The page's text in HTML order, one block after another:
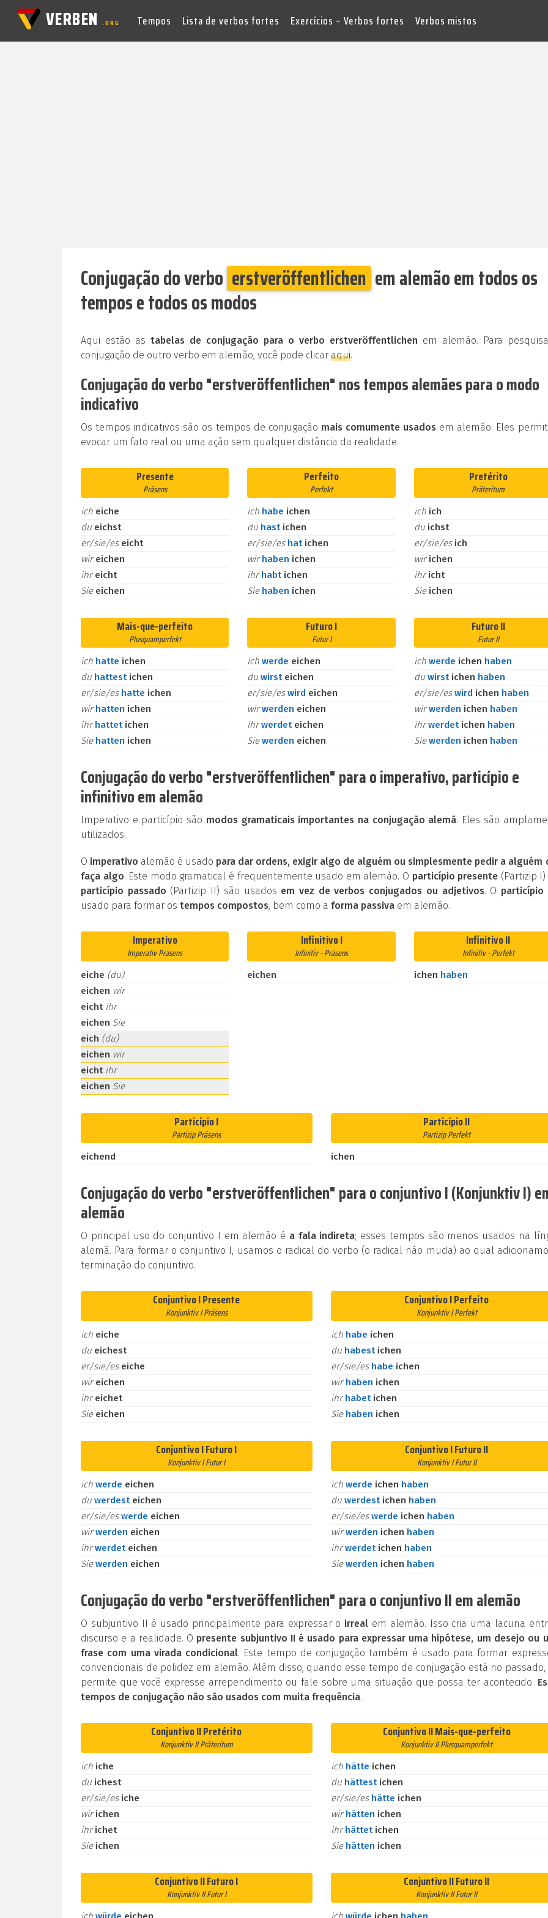
VERBEN.ORG Tempos Lista de verbos fortes Exercícios – Verbos fortes Verbos mistos
Conjugação do verbo erstveröffentlichen em alemão em todos os
tempos e todos os modos
Aqui estão as tabelas de conjugação para o verbo erstveröffentlichen em alemão. Para
conjugação de outro verbo em alemão, você pode clicar aqui.
Conjugação do verbo "erstveröffentlichen" nos tempos alemães para o modo
indicativo
Os tempos indicativos são os tempos de conjugação mais comumente usados em alemão. Eles
evocar um fato real ou uma ação sem qualquer distância da realidade.
Presente
Präsens
ich eiche
du eichst
er/sie/es eicht
wireichen
ihreicht
Sie eichen
Perfeito
Perfekt
ich habe ichen
du hast ichen
er/sie/es hat ichen
wirhaben ichen
ihrhabt ichen
Sie haben ichen
Pretérito
Präteritum
ich ich
du ichst
er/sie/es ich
wirichen
ihricht
Sie ichen
Mais-que-perfeito
Plusquamperfekt
ich hatte ichen
du hattest ichen
er/sie/es hatte ichen
wirhatten ichen
ihrhattet ichen
Sie hatten ichen
Futuro I
Futur I
ichwerde eichen
duwirst eichen
er/sie/eswird eichen
wirwerden eichen
ihrwerdet eichen
Siewerden eichen
Futuro II
Futur II
ich werde ichen haben
du wirst ichen haben
er/sie/eswird ichen haben
wirwerden ichen haben
ihrwerdet ichen haben
Siewerden ichen haben
Conjugação do verbo "erstveröffentlichen" para o imperativo, particípio e
infinitivo em alemão
Imperativo e particípio são modos gramaticais importantes na conjugação alemã. Eles são
utilizados.
O imperativo alemão é usado para dar ordens, exigir algo de alguém ou simplesmente pedir a alguém
faça algo. Este modo gramatical é frequentemente usado em alemão. O particípio presente (Partizip I)
particípio passado (Partizip II) são usados em vez de verbos conjugados ou adjetivos. O particípio
usado para formar os tempos compostos, bem como a forma passiva em alemão.
Imperativo
Imperativ Präsens
eiche (du)
eichen wir
eicht ihr
eichen Sie
eich (du)
eichen wir
eicht ihr
eichen Sie
Infinitivo I
Infinitiv - Präsens
eichen
Infinitivo II
Infinitiv - Perfekt
ichen haben
Particípio I
Partizip Präsens
eichend
Particípio II
Partizip Perfekt
ichen
Conjugação do verbo "erstveröffentlichen" para o conjuntivo I (Konjunktiv I)
alemão
O principal uso do conjuntivo I em alemão é a fala indireta; esses tempos são menos usados na
alemã. Para formar o conjuntivo I, usamos o radical do verbo (o radical não muda) ao qual
terminação do conjuntivo.
Conjuntivo I Presente
Konjunktiv I Präsens
ich eiche
du eichest
er/sie/es eiche
wireichen
ihreichet
Sie eichen
Conjuntivo I Perfeito
Konjunktiv I Perfekt
ich habe ichen
du habest ichen
er/sie/es habe ichen
wirhaben ichen
ihrhabet ichen
Sie haben ichen
Conjuntivo I Futuro I
Konjunktiv I Futur I
ich werde eichen
du werdest eichen
er/sie/eswerde eichen
wirwerden eichen
ihrwerdet eichen
Siewerden eichen
Conjuntivo I Futuro II
Konjunktiv I Futur II
ich werde ichen haben
du werdest ichen haben
er/sie/eswerde ichen haben
wirwerden ichen haben
ihrwerdet ichen haben
Siewerden ichen haben
Conjugação do verbo "erstveröffentlichen" para o conjuntivo II em alemão
O subjuntivo II é usado principalmente para expressar o irreal em alemão. Isso cria uma lacuna
discurso e a realidade. O presente subjuntivo II é usado para expressar uma hipótese, um desejo ou
frase com uma virada condicional. Este tempo de conjugação também é usado para formar
convencionais de polidez em alemão. Além disso, quando esse tempo de conjugação está no passado,
permite que você expresse arrependimento ou fale sobre uma situação que possa ter acontecido.
tempos de conjugação não são usados com muita frequência.
Conjuntivo II Pretérito
Konjunktiv II Präteritum
ich iche
du ichest
er/sie/es iche
wirichen
ihrichet
Sie ichen
Conjuntivo II Mais-que-perfeito
Konjunktiv II Plusquamperfekt
ich hätte ichen
du hättest ichen
er/sie/es hätte ichen
wirhätten ichen
ihrhättet ichen
Sie hätten ichen
Conjuntivo II Futuro I
Konjunktiv II Futur I
Conjuntivo II Futuro II
Konjunktiv II Futur II